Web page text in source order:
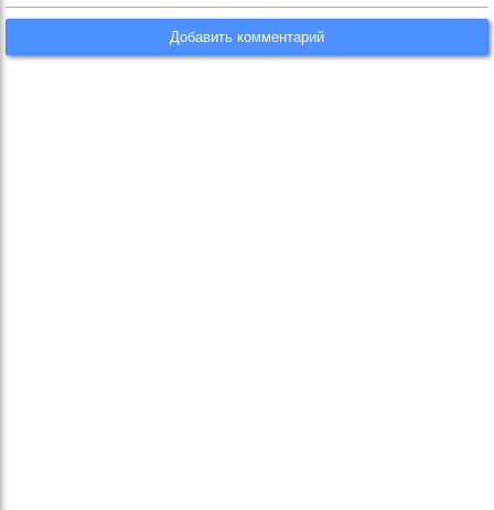
Добавить комментарий